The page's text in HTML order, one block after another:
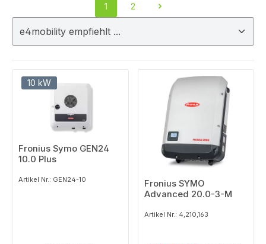
Seite
1
Seite
2
10 kW
Fronius Symo GEN24
10.0 Plus
Artikel Nr.: GEN24-10
Fronius SYMO
Advanced 20.0-3-M
Artikel Nr.: 4,210,163